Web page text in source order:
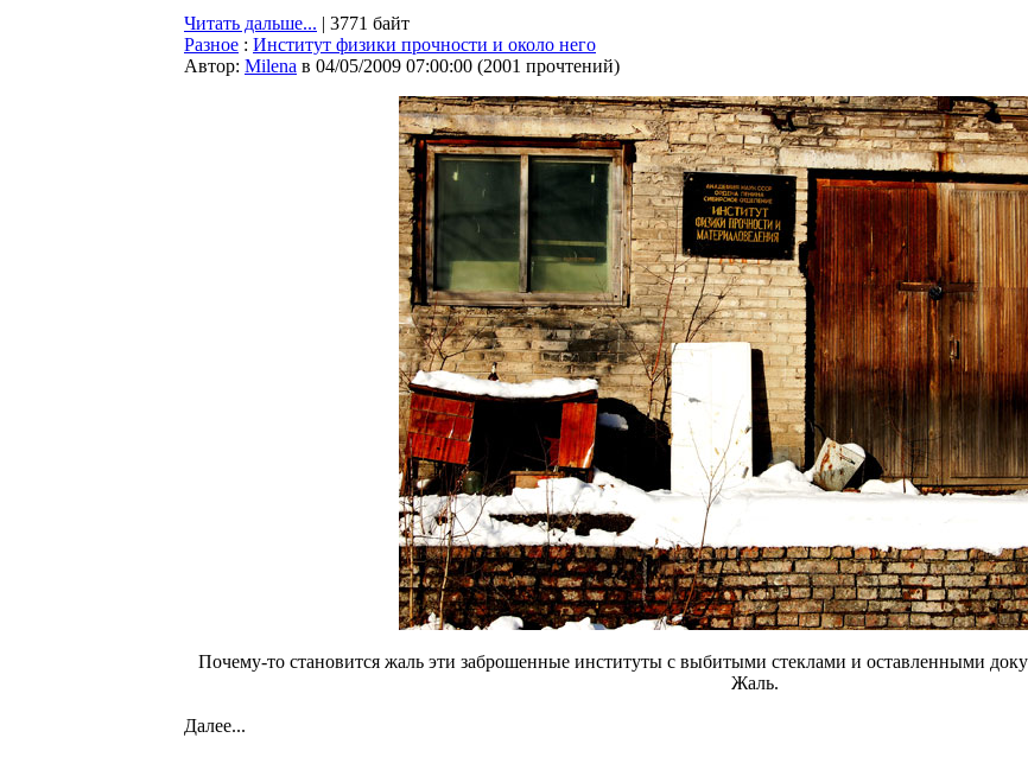
Читать дальше... | 3771 байт
Разное : Институт физики прочности и около него
Автор: Milena в 04/05/2009 07:00:00 (2001 прочтений)
Почему-то становится жаль эти заброшенные институты с выбитыми стеклами и оставленными
Жаль.
Далее...